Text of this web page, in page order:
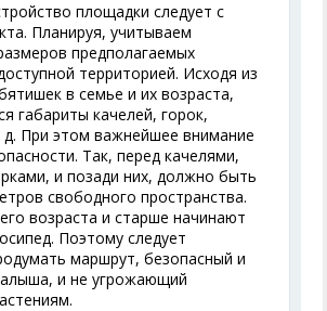
площадки следует с
Планируя, учитываем
предполагаемых
территорией. Исходя из
в семье и их возраста,
габариты качелей, горок,
д. При этом важнейшее внимание
Так, перед качелями,
и позади них, должно быть
свободного пространства.
возраста и старше начинают
Поэтому следует
маршрут, безопасный и
и не угрожающий